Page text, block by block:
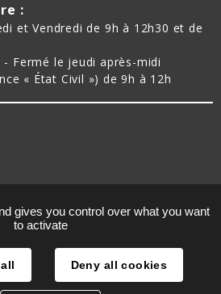
:
et Vendredi de 9h à 12h30 et de
- Fermé le jeudi après-midi
« État Civil ») de 9h à 12h
gives you control over what you want
to activate
Deny all cookies